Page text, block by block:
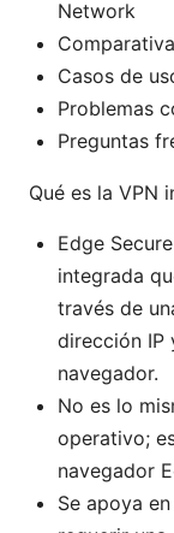
Network
Casos de
Problemas
Preguntas
Qué es la VPN
Edge
integrada
través de
dirección IP
navegador.
No es lo
operativo;
navegador
Se apoya